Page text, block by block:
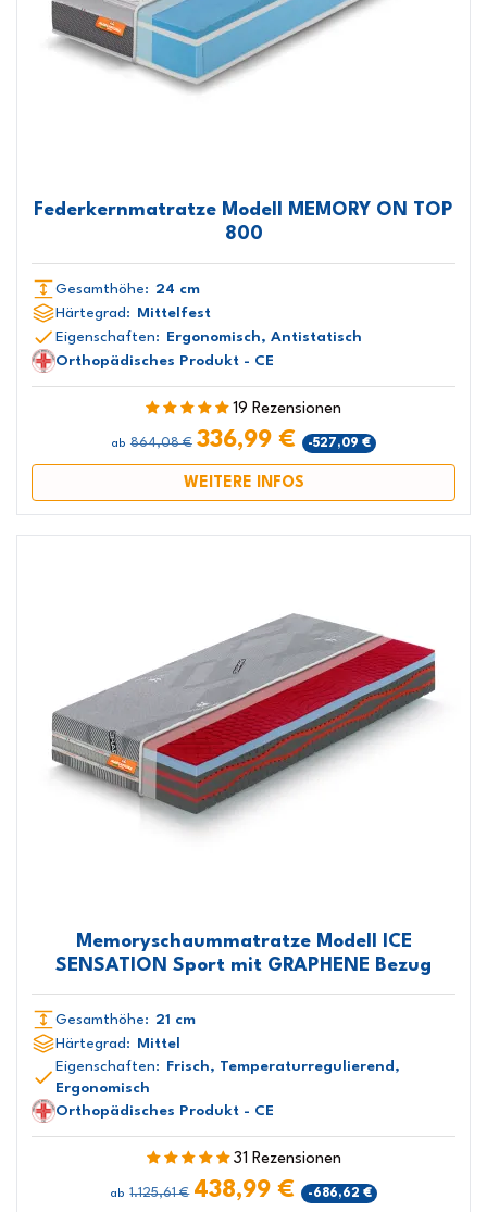
Federkernmatratze Modell MEMORY ON TOP
800
Gesamthöhe: 24 cm
Härtegrad:
Mittelfest
Eigenschaften:
Ergonomisch, Antistatisch
Orthopädisches Produkt - CE
19 Rezensionen
ab 864,08 € 336,99 € -527,09 €
WEITERE INFOS
Memoryschaummatratze Modell ICE
SENSATION Sport mit GRAPHENE Bezug
Gesamthöhe: 21 cm
Härtegrad:
Mittel
Eigenschaften:
Frisch, Temperaturregulierend,
Ergonomisch
Orthopädisches Produkt - CE
31 Rezensionen
ab 1.125,61 € 438,99 € -686,62 €